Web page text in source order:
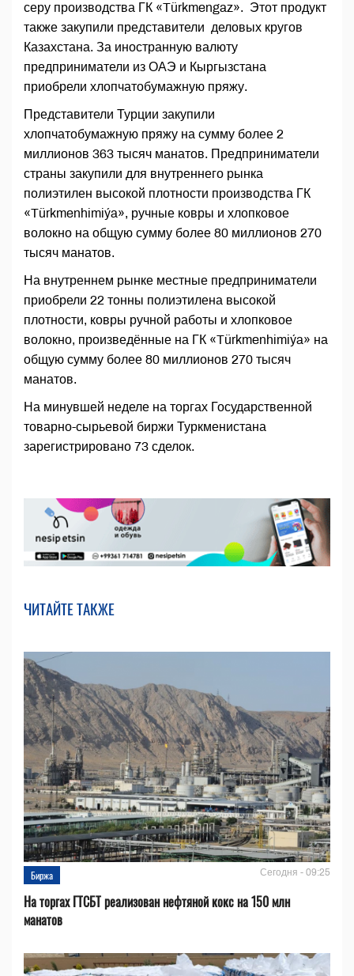
серу производства ГК «Türkmengaz». Этот продукт
также закупили представители деловых кругов
Казахстана. За иностранную валюту
предприниматели из ОАЭ и Кыргызстана
приобрели хлопчатобумажную пряжу.
Представители Турции закупили
хлопчатобумажную пряжу на сумму более 2
миллионов 363 тысяч манатов. Предприниматели
страны закупили для внутреннего рынка
полиэтилен высокой плотности производства ГК
«Türkmenhimiýa», ручные ковры и хлопковое
волокно на общую сумму более 80 миллионов 270
тысяч манатов.
На внутреннем рынке местные предприниматели
приобрели 22 тонны полиэтилена высокой
плотности, ковры ручной работы и хлопковое
волокно, произведённые на ГК «Türkmenhimiýa» на
общую сумму более 80 миллионов 270 тысяч
манатов.
На минувшей неделе на торгах Государственной
товарно-сырьевой биржи Туркменистана
зарегистрировано 73 сделок.
ЧИТАЙТЕ ТАКЖЕ
Биржа Сегодня - 09:25
На торгах ГТСБТ реализован нефтяной кокс на 150 млн
манатов